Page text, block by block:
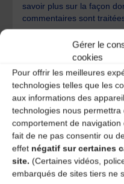
Gérer le
cookies
Pour offrir les meilleures
technologies telles que les
aux informations des
technologies nous
comportement de
fait de ne pas consentir ou
effet négatif sur certaines
site. (Certaines vidéos,
embarqués de sites tiers ne
savoir plus sur la façon
commentaires sont
A